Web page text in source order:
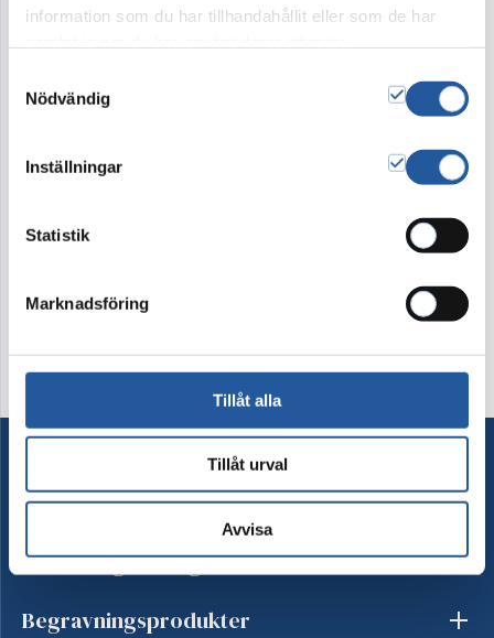
information som du har tillhandahållit eller som de har
Nödvändig
Inställningar
Statistik
Marknadsföring
Tillåt alla
Tillåt urval
Avvisa
Den kan kompletteras med vackert slingrande
murgröna till en extra kostnad.
Denna produkt går ej att köpa i webshopen. Vänligen
Ordna begravning
Besök begravning
Begravningsprodukter